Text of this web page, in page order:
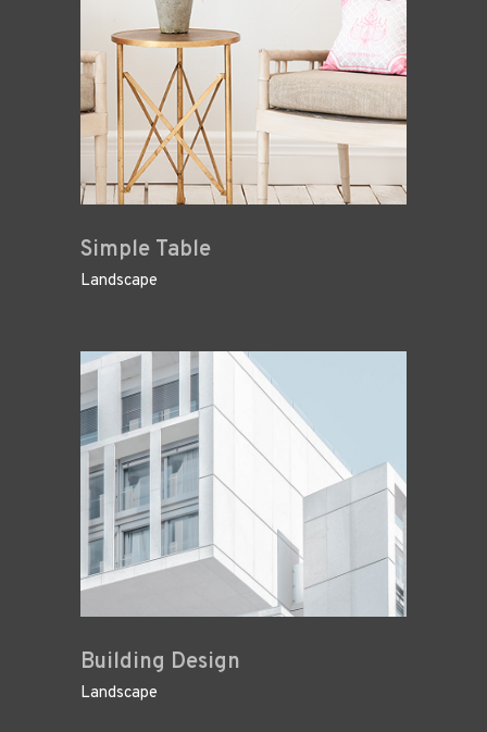
Simple Table
Landscape
Building Design
Landscape